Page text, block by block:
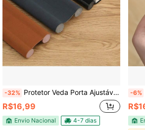
-32% Protetor Veda Porta Ajustável Impermeável Contra Insetos Poeira Vento chuva E Animais Indesejados
R$16,99
Envio Nacional 4-7 dias
-6%